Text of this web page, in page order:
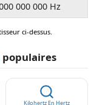
000 000 Hz
ci-dessus.
populaires
Kilohertz En Hertz